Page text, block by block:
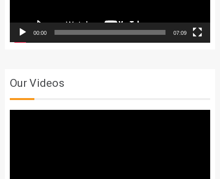
00:00 07:09
Our Videos